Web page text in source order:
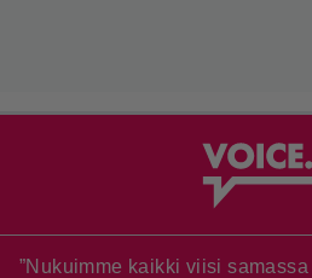
”Nukuimme kaikki viisi samassa